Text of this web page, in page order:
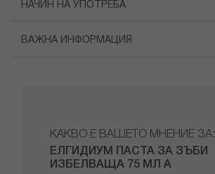
НАЧИН НА УПОТРЕБА
ВАЖНА ИНФОРМАЦИЯ
КАКВО Е ВАШЕТО МНЕНИЕ ЗА:
ЕЛГИДИУМ ПАСТА ЗА ЗЪБИ
ИЗБЕЛВАЩА 75 МЛ A